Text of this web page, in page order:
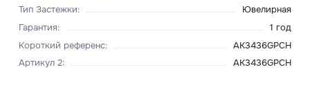
Тип Застежки:
Ювелирная
Гарантия:
1 год
Короткий референс:
AK3436GPCH
Артикул 2: AK3436GPCH